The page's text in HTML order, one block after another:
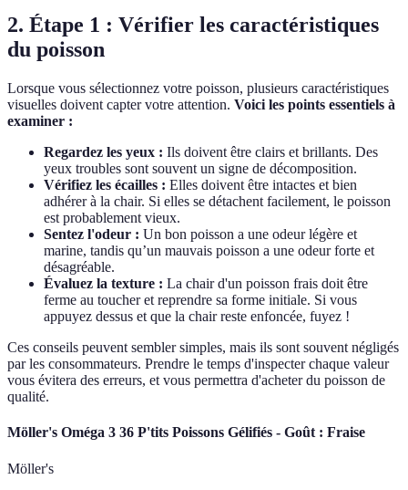
2. Étape 1 : Vérifier les caractéristiques
du poisson
Lorsque vous sélectionnez votre poisson, plusieurs caractéristiques
visuelles doivent capter votre attention. Voici les points essentiels à
examiner :
Regardez les yeux : Ils doivent être clairs et brillants. Des
yeux troubles sont souvent un signe de décomposition.
Vérifiez les écailles : Elles doivent être intactes et bien
adhérer à la chair. Si elles se détachent facilement, le poisson
est probablement vieux.
Sentez l'odeur : Un bon poisson a une odeur légère et
marine, tandis qu’un mauvais poisson a une odeur forte et
désagréable.
Évaluez la texture : La chair d'un poisson frais doit être
ferme au toucher et reprendre sa forme initiale. Si vous
appuyez dessus et que la chair reste enfoncée, fuyez !
Ces conseils peuvent sembler simples, mais ils sont souvent négligés
par les consommateurs. Prendre le temps d'inspecter chaque valeur
vous évitera des erreurs, et vous permettra d'acheter du poisson de
qualité.
Möller's Oméga 3 36 P'tits Poissons Gélifiés - Goût : Fraise
Möller's